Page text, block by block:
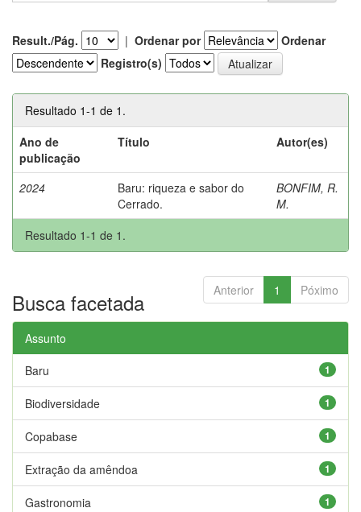
Result./Pág. | Ordenar por
Ordenar
Registro(s)
Resultado 1-1 de 1.
Ano de
publicação
Título Autor(es)
2024
Baru: riqueza e sabor do
Cerrado.
BONFIM, R.
M.
Resultado 1-1 de 1.
Anterior 1 Póximo
Busca facetada
Assunto
1
Baru
1
Biodiversidade
1
Copabase
1
Extração da amêndoa
1
Gastronomia